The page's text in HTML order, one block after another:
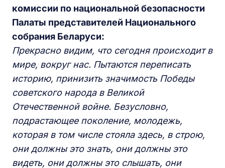
комиссии по национальной безопасности
Палаты представителей Национального
собрания Беларуси:
Прекрасно видим, что сегодня происходит в
мире, вокруг нас. Пытаются переписать
историю, принизить значимость Победы
советского народа в Великой
Отечественной войне. Безусловно,
подрастающее поколение, молодежь,
которая в том числе стояла здесь, в строю,
они должны это знать, они должны это
видеть, они должны это слышать, они